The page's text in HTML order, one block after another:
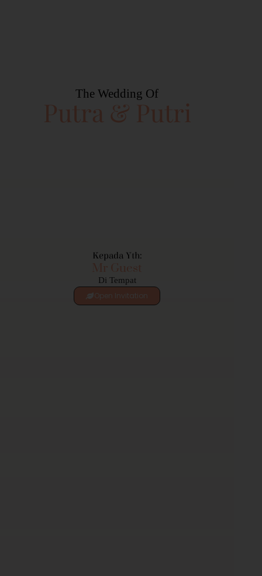
The Wedding Of
Putra & Putri
Kepada Yth:
Mr Guest
Di Tempat
Open Invitation